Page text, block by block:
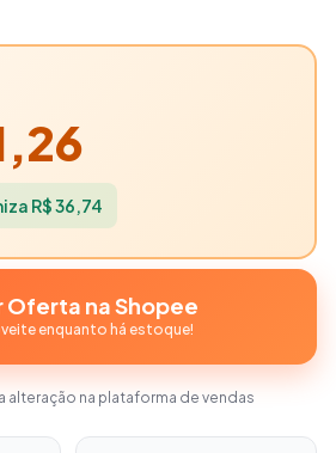
Lateral Filtro
Pó - 34% OFF |
R$ 36,74
Oferta na Shopee
enquanto há estoque!
alteração na plataforma de vendas